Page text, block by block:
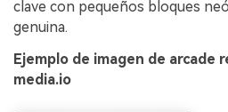
clave con pequeños bloques
genuina.
Ejemplo de imagen de arcade
media.io